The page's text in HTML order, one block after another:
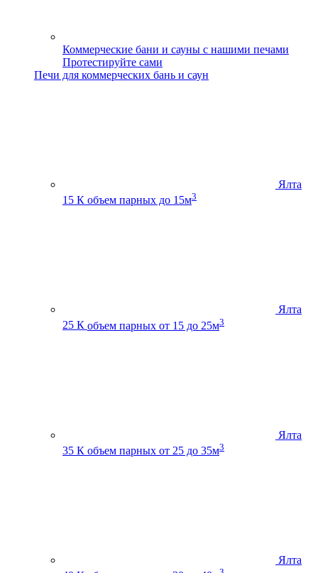
Коммерческие бани и сауны с нашими печами
Протестируйте сами
Печи для коммерческих бань и саун
Ялта
15 К объем парных до 15м3
Ялта
25 К объем парных от 15 до 25м3
Ялта
35 К объем парных от 25 до 35м3
Ялта